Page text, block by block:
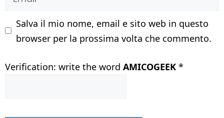
Salva il mio nome, email e sito web in questo
browser per la prossima volta che commento.
Verification: write the word AMICOGEEK *